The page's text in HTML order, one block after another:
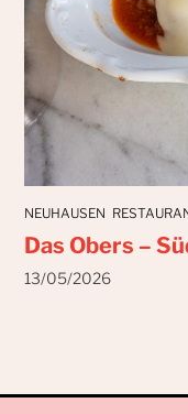
NEUHAUSEN
Das Obers –
13/05/2026